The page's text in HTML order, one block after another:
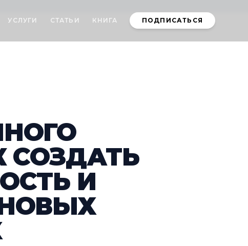
УСЛУГИ СТАТЬИ КНИГА ПОДПИСАТЬСЯ
СОЗДАТЬ
И